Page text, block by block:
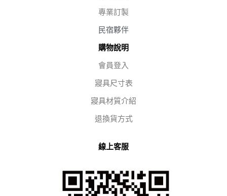
專業訂製
民宿夥伴
購物說明
會員登入
寢具尺寸表
寢具材質介紹
退換貨方式
線上客服